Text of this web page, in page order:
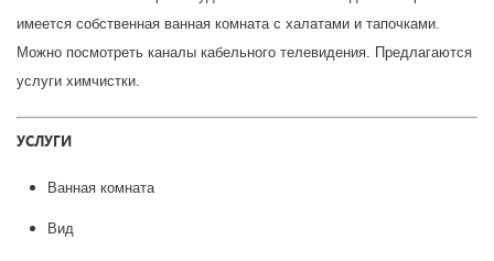
имеется собственная ванная комната с халатами и тапочками.
Можно посмотреть каналы кабельного телевидения. Предлагаются
услуги химчистки.
УСЛУГИ
Ванная комната
Вид